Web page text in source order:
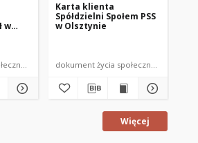
w
Karta klienta
Spółdzielni Społem PSS
w Olsztynie
dokument życia społecznego
Więcej